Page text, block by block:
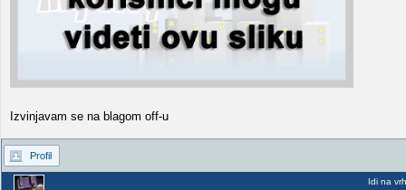
Izvinjavam se na blagom off-u
Profil
Idi na vrh